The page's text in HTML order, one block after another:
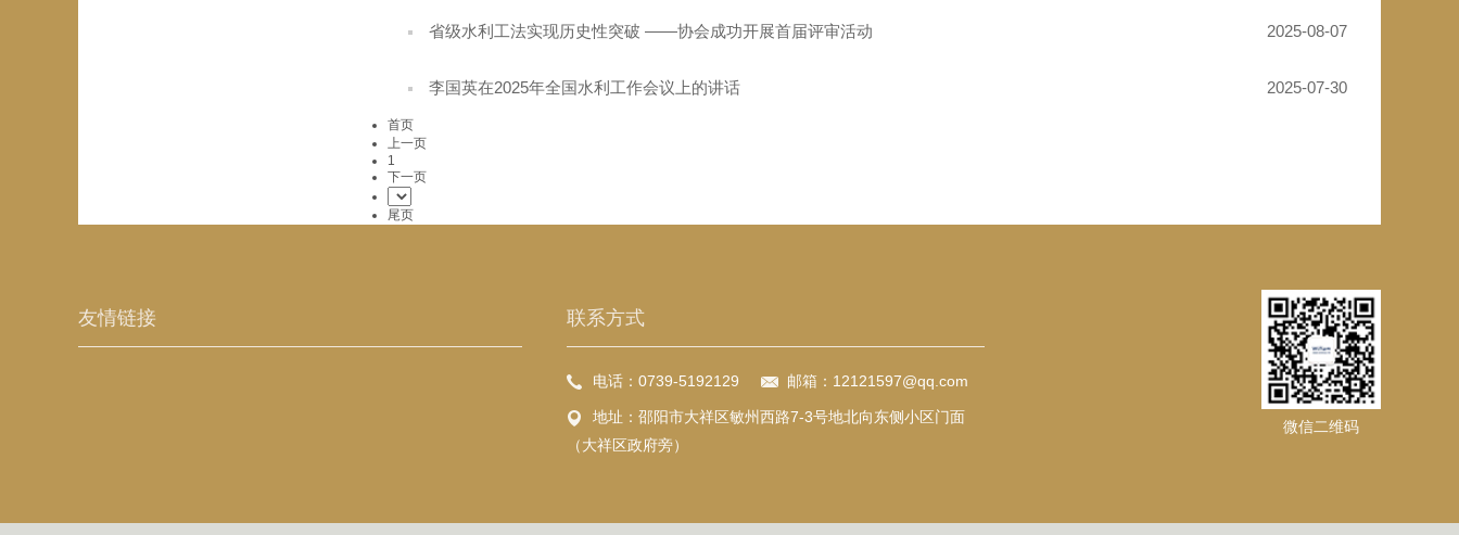
省级水利工法实现历史性突破 ——协会成功开展首届评审活动 2025-08-07
李国英在2025年全国水利工作会议上的讲话 2025-07-30
首页
上一页
1
下一页
尾页
友情链接 联系方式
电话：0739-5192129 邮箱：12121597@qq.com
地址：邵阳市大祥区敏州西路7-3号地北向东侧小区门面
（大祥区政府旁）
微信二维码